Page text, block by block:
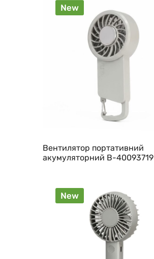
New
Вентилятор портативний
акумуляторний B-40093719
New